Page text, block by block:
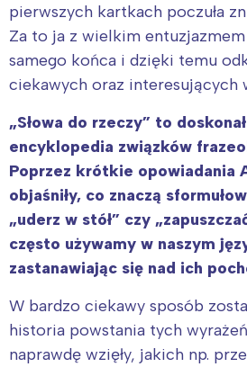
pierwszych kartkach poczuła
Za to ja z wielkim entuzjazmem
samego końca i dzięki temu
ciekawych oraz interesujących
„Słowa do rzeczy” to
encyklopedia związków
Poprzez krótkie opowiadania
objaśniły, co znaczą
„uderz w stół” czy
często używamy w naszym
zastanawiając się nad ich
W bardzo ciekawy sposób
historia powstania tych
naprawdę wzięły, jakich np.